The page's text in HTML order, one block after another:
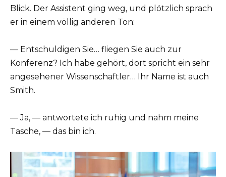
Blick. Der Assistent ging weg, und plötzlich sprach
er in einem völlig anderen Ton:
— Entschuldigen Sie… fliegen Sie auch zur
Konferenz? Ich habe gehört, dort spricht ein sehr
angesehener Wissenschaftler… Ihr Name ist auch
Smith.
— Ja, — antwortete ich ruhig und nahm meine
Tasche, — das bin ich.